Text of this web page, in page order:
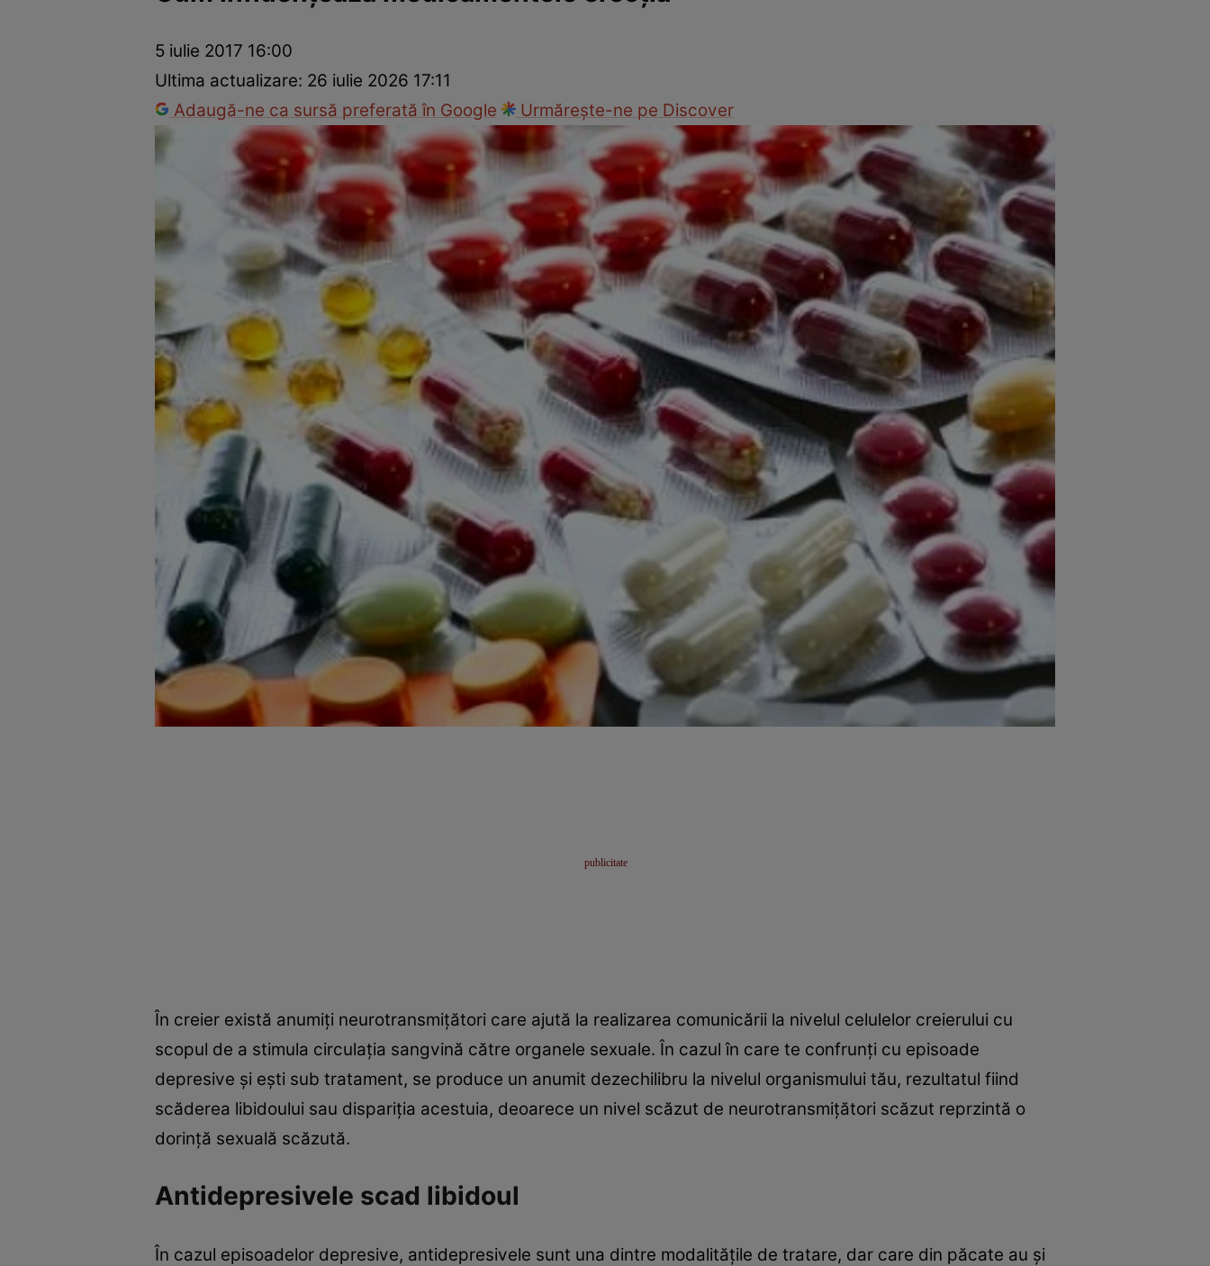
Prevenție și tratament Remedii naturiste
5 iulie 2017 16:00
Ultima actualizare: 26 iulie 2026 17:11
Adaugă-ne ca sursă preferată în Google
Urmărește-ne pe Discover
În creier există anumiţi neurotransmiţători care ajută la realizarea comunicării la nivelul celulelor creierului cu
scopul de a stimula circulaţia sangvină către organele sexuale. În cazul în care te confrunţi cu episoade
depresive şi eşti sub tratament, se produce un anumit dezechilibru la nivelul organismului tău, rezultatul fiind
scăderea libidoului sau dispariţia acestuia, deoarece un nivel scăzut de neurotransmiţători scăzut reprzintă o
dorinţă sexuală scăzută.
Antidepresivele scad libidoul
În cazul episoadelor depresive, antidepresivele sunt una dintre modalităţile de tratare, dar care din păcate au şi